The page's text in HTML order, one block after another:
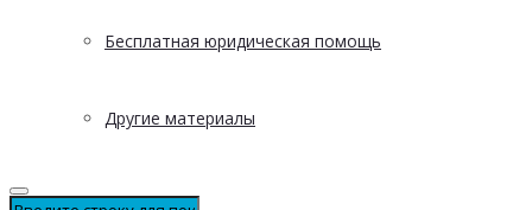
Бесплатная юридическая помощь
Другие материалы